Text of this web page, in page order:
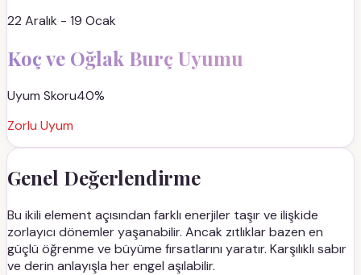
22 Aralık - 19 Ocak
Koçve Oğlak Burç Uyumu
Uyum Skoru40%
Zorlu Uyum
Genel Değerlendirme
Bu ikili element açısından farklı enerjiler taşır ve ilişkide
zorlayıcı dönemler yaşanabilir. Ancak zıtlıklar bazen en
güçlü öğrenme ve büyüme fırsatlarını yaratır. Karşılıklı sabır
ve derin anlayışla her engel aşılabilir.